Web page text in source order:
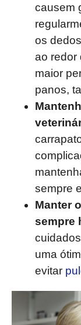
causem
os
ao redor
maior
panos,
sempre
Manter
sempre
uma
evitar